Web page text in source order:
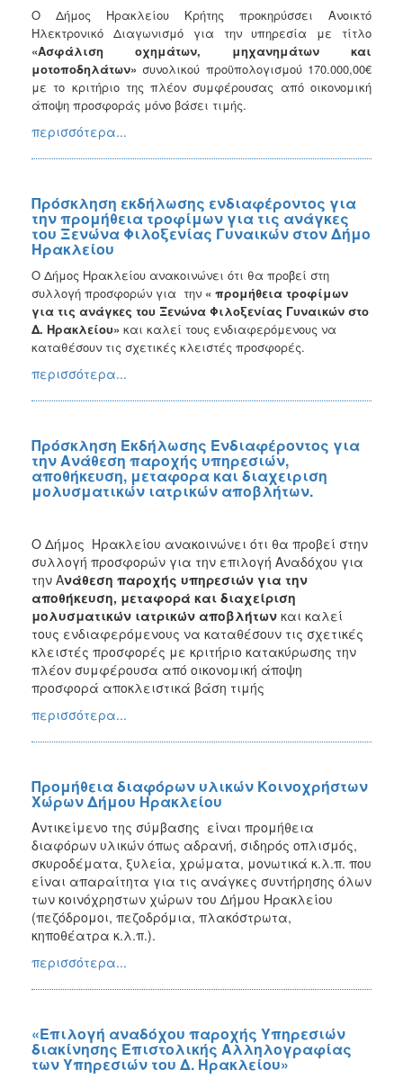
Ο Δήμος Ηρακλείου Κρήτης προκηρύσσει Ανοικτό
Ηλεκτρονικό Διαγωνισμό για την υπηρεσία με τίτλο
«Ασφάλιση οχημάτων, μηχανημάτων και
μοτοποδηλάτων» συνολικού προϋπολογισμού 170.000,00€
με το κριτήριο της πλέον συμφέρουσας από οικονομική
άποψη προσφοράς μόνο βάσει τιμής.
περισσότερα...
Πρόσκληση εκδήλωσης ενδιαφέροντος για
την προμήθεια τροφίμων για τις ανάγκες
του Ξενώνα Φιλοξενίας Γυναικών στον Δήμο
Ηρακλείου
Ο Δήμος Ηρακλείου ανακοινώνει ότι θα προβεί στη
συλλογή προσφορών για την « προμήθεια τροφίμων
για τις ανάγκες του Ξενώνα Φιλοξενίας Γυναικών στο
Δ. Ηρακλείου» και καλεί τους ενδιαφερόμενους να
καταθέσουν τις σχετικές κλειστές προσφορές.
περισσότερα...
Πρόσκληση Εκδήλωσης Ενδιαφέροντος για
την Ανάθεση παροχής υπηρεσιών,
αποθήκευση, μεταφορα και διαχειριση
μολυσματικών ιατρικών αποβλήτων.
Ο Δήμος Ηρακλείου ανακοινώνει ότι θα προβεί στην
συλλογή προσφορών για την επιλογή Αναδόχου για
την Ανάθεση παροχής υπηρεσιών για την
αποθήκευση, μεταφορά και διαχείριση
μολυσματικών ιατρικών αποβλήτων και καλεί
τους ενδιαφερόμενους να καταθέσουν τις σχετικές
κλειστές προσφορές με κριτήριο κατακύρωσης την
πλέον συμφέρουσα από οικονομική άποψη
προσφορά αποκλειστικά βάση τιμής
περισσότερα...
Προμήθεια διαφόρων υλικών Κοινοχρήστων
Χώρων Δήμου Ηρακλείου
Αντικείμενο της σύμβασης είναι προμήθεια
διαφόρων υλικών όπως αδρανή, σιδηρός οπλισμός,
σκυροδέματα, ξυλεία, χρώματα, μονωτικά κ.λ.π. που
είναι απαραίτητα για τις ανάγκες συντήρησης όλων
των κοινόχρηστων χώρων του Δήμου Ηρακλείου
(πεζόδρομοι, πεζοδρόμια, πλακόστρωτα,
κηποθέατρα κ.λ.π.).
περισσότερα...
«Επιλογή αναδόχου παροχής Υπηρεσιών
διακίνησης Επιστολικής Αλληλογραφίας
των Υπηρεσιών του Δ. Ηρακλείου»